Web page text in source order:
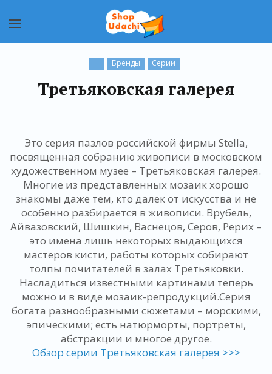
Бренды Серии
Третьяковская галерея
Это серия пазлов российской фирмы Stella,
посвященная собранию живописи в московском
художественном музее – Третьяковская галерея.
Многие из представленных мозаик хорошо
знакомы даже тем, кто далек от искусства и не
особенно разбирается в живописи. Врубель,
Айвазовский, Шишкин, Васнецов, Серов, Рерих –
это имена лишь некоторых выдающихся
мастеров кисти, работы которых собирают
толпы почитателей в залах Третьяковки.
Насладиться известными картинами теперь
можно и в виде мозаик-репродукций.Серия
богата разнообразными сюжетами – морскими,
эпическими; есть натюрморты, портреты,
абстракции и многое другое.
Обзор серии Третьяковская галерея >>>